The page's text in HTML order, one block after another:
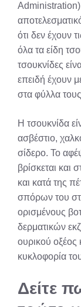
Administration),
ότι δεν έχουν
όλα τα είδη
τσουκνίδες
επειδή έχουν
στα φύλλα
Η τσουκνίδα
ασβέστιο,
σίδερο. Το
βρίσκεται και
και κατά της
σπόρων του
ορισμένους
δερματικών
ουρικού οξέος
κυκλοφορία
Δείτε